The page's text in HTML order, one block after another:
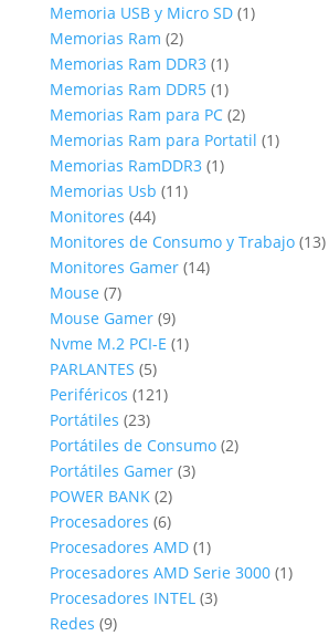
productos
Memoria USB y Micro SD 11
Memorias Ram 22
productos
Memorias Ram DDR3 11
producto
Memorias Ram DDR5 11
producto
Memorias Ram para PC 22
productos
Memorias Ram para Portatil 11
Memorias RamDDR3 11
Memorias Usb 1111
Monitores 4444
productos
Monitores de Consumo y Trabajo 1313
Monitores Gamer 1414
Mouse 77
productos
Mouse Gamer 99
productos
Nvme M.2 PCI-E 11
PARLANTES 55
productos
Periféricos 121121
Portátiles 2323
productos
Portátiles de Consumo 22
Portátiles Gamer 33
POWER BANK 22
productos
Procesadores 66
productos
Procesadores AMD 11
producto
Procesadores AMD Serie 3000 11
Procesadores INTEL 33
Redes 99